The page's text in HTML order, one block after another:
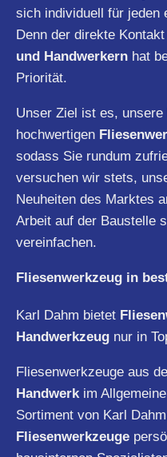
sich individuell für jeden
Denn der direkte
und Handwerkern hat
Priorität.
Unser Ziel ist es,
hochwertigen
sodass Sie rundum
versuchen wir stets,
Neuheiten des Marktes
Arbeit auf der Baustelle
vereinfachen.
Fliesenwerkzeug in
Karl Dahm bietet
Handwerkzeug nur in
Fliesenwerkzeuge aus
Handwerk im
Sortiment von Karl
Fliesenwerkzeuge